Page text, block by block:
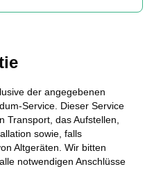
der angegebenen
Service. Dieser Service
Transport, das Aufstellen,
sowie, falls
Altgeräten. Wir bitten
notwendigen Anschlüsse